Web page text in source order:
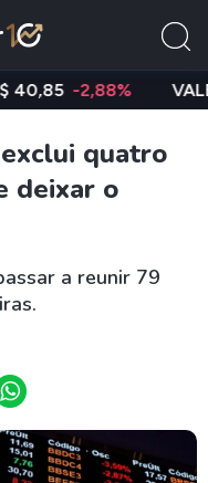
-2,88% VALE3
quatro
deixar o
a reunir 79